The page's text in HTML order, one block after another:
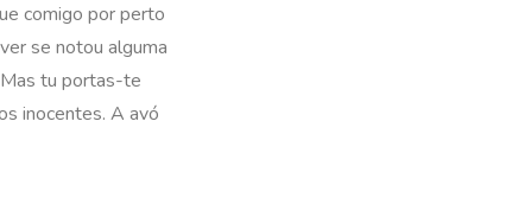
comigo por perto
se notou alguma
tu portas-te
inocentes. A avó